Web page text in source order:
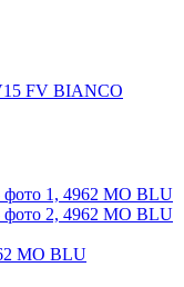
FV BIANCO
MO BLU